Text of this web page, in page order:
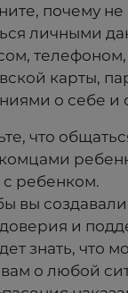
почему
личными
карты,
о себе и
что
ребенком.
вы
и
знать, что
вам о любой